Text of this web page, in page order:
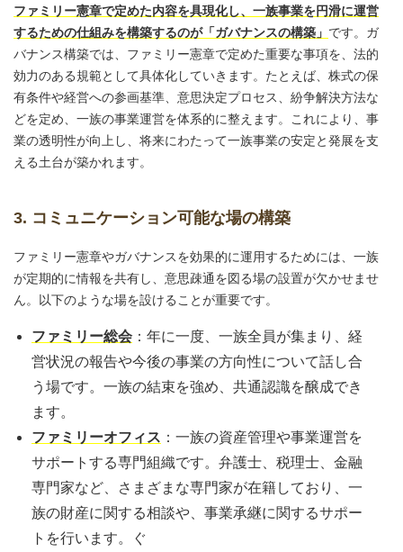
ファミリー憲章で定めた内容を具現化し、一族事業を円滑に運営
するための仕組みを構築するのが「ガバナンスの構築」 です。ガ
バナンス構築では、ファミリー憲章で定めた重要な事項を、法的
効力のある規範として具体化していきます。たとえば、株式の保
有条件や経営への参画基準、意思決定プロセス、紛争解決方法な
どを定め、一族の事業運営を体系的に整えます。これにより、事
業の透明性が向上し、将来にわたって一族事業の安定と発展を支
える土台が築かれます。
3. コミュニケーション可能な場の構築
ファミリー憲章やガバナンスを効果的に運用するためには、一族
が定期的に情報を共有し、意思疎通を図る場の設置が欠かせませ
ん。以下のような場を設けることが重要です。
ファミリー総会 ：年に一度、一族全員が集まり、経
営状況の報告や今後の事業の方向性について話し合
う場です。一族の結束を強め、共通認識を醸成でき
ます。
ファミリーオフィス ：一族の資産管理や事業運営を
サポートする専門組織です。弁護士、税理士、金融
専門家など、さまざまな専門家が在籍しており、一
族の財産に関する相談や、事業承継に関するサポー
トを行います。ぐ